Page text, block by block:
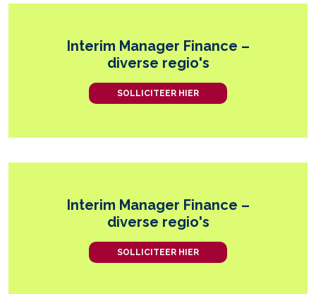
Interim Manager Finance –
diverse regio's
SOLLICITEER HIER
Interim Manager Finance –
diverse regio's
SOLLICITEER HIER